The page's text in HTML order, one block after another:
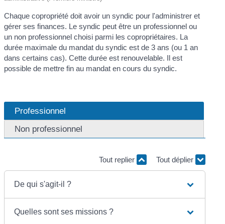
Chaque copropriété doit avoir un syndic pour l'administrer et
gérer ses finances. Le syndic peut être un professionnel ou
un non professionnel choisi parmi les copropriétaires. La
durée maximale du mandat du syndic est de 3 ans (ou 1 an
dans certains cas). Cette durée est renouvelable. Il est
possible de mettre fin au mandat en cours du syndic.
Professionnel
Non professionnel
Tout replier Tout déplier
De qui s'agit-il ?
Quelles sont ses missions ?